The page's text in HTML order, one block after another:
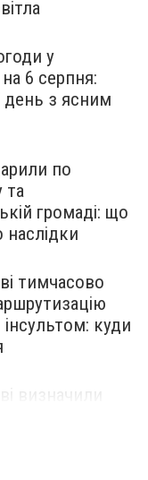
у
6 серпня:
день з ясним
по
та
громаді: що
наслідки
тимчасово
інсультом: куди
визначили
на об'єктах